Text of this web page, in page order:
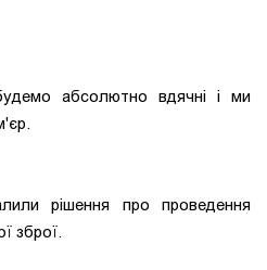
абсолютно вдячні і ми
рішення про проведення
зброї.